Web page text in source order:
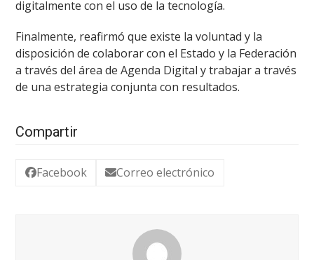
digitalmente con el uso de la tecnología.
Finalmente, reafirmó que existe la voluntad y la
disposición de colaborar con el Estado y la Federación
a través del área de Agenda Digital y trabajar a través
de una estrategia conjunta con resultados.
Compartir
Facebook Correo electrónico